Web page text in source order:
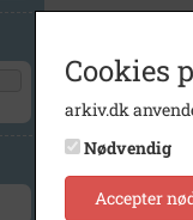
Cookies
arkiv.dk
Nødvendig
Accepter